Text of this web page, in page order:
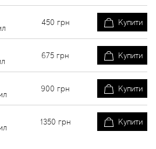
450 грн Купити
675 грн Купити
900 грн Купити
1350 грн Купити